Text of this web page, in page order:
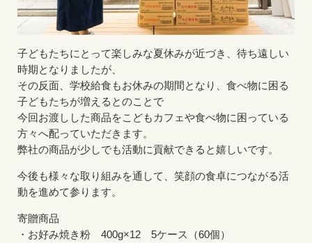
子どもたちにとって楽しみな夏休みが近づき、待ち遠しい
時期となりましたが、
その反面、学校給食もお休みの期間となり、食べ物に困る
子どもたちが増えるとのことで
今回お渡しした商品をこどもカフェや食べ物に困っている
方々へ配っていただきます。
弊社の商品が少しでも活動に貢献できると嬉しいです。
今後も様々な取り組みを通して、笑顔の食卓につながる活
動を進めて参ります。
寄贈商品
・お好み焼き粉 400g×12 5ケース（60個）